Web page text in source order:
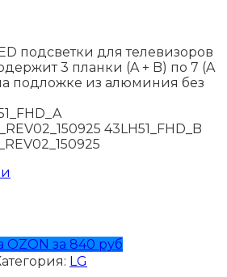
подсветки для телевизоров
3 планки (A + B) по 7 (A
подложке из алюминия без
43LH51_FHD_B
OZON за 840 руб
LG